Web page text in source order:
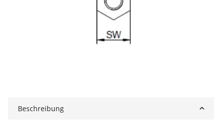
Beschreibung